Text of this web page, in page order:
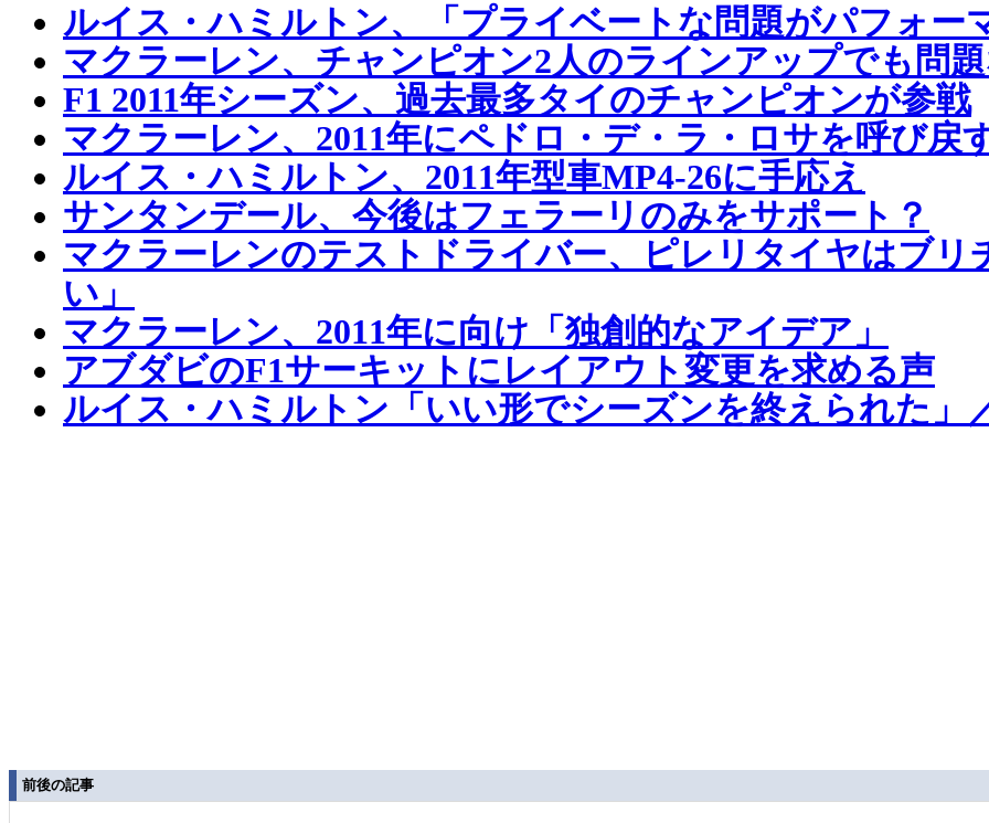
ルイス・ハミルトン、「プライベートな問題がパフォー
マクラーレン、チャンピオン2人のラインアップでも問題
F1 2011年シーズン、過去最多タイのチャンピオンが参戦
マクラーレン、2011年にペドロ・デ・ラ・ロサを呼び戻
ルイス・ハミルトン、2011年型車MP4-26に手応え
サンタンデール、今後はフェラーリのみをサポート？
マクラーレンのテストドライバー、ピレリタイヤはブリ
い」
マクラーレン、2011年に向け「独創的なアイデア」
アブダビのF1サーキットにレイアウト変更を求める声
ルイス・ハミルトン「いい形でシーズンを終えられた」
前後の記事